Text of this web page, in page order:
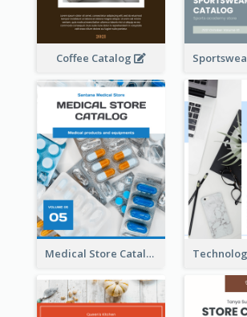
Coffee Catalog
Medical Store Catalog